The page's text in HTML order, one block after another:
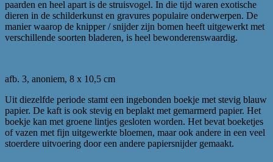
paarden en heel apart is de struisvogel. In die tijd waren exotische
dieren in de schilderkunst en gravures populaire onderwerpen. De
manier waarop de knipper / snijder zijn bomen heeft uitgewerkt met
verschillende soorten bladeren, is heel bewonderenswaardig.
afb. 3, anoniem, 8 x 10,5 cm
Uit diezelfde periode stamt een ingebonden boekje met stevig blauw
papier. De kaft is ook stevig en beplakt met gemarmerd papier. Het
boekje kan met groene lintjes gesloten worden. Het bevat boeketjes
of vazen met fijn uitgewerkte bloemen, maar ook andere in een veel
stoerdere uitvoering door een andere papiersnijder gemaakt.